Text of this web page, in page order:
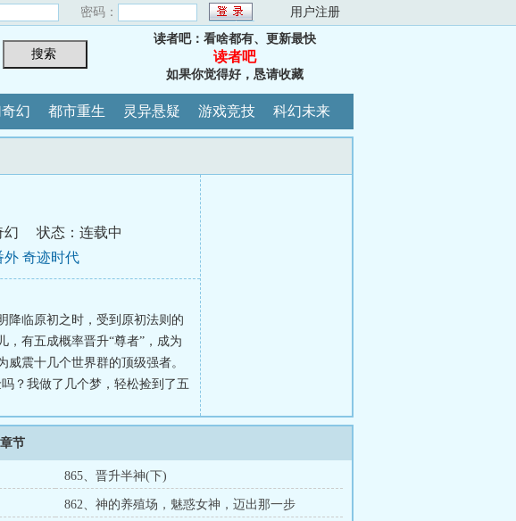
密码： 用户注册
读者吧：看啥都有、更新最快
读者吧
如果你觉得好，恳请收藏
幻 都市重生 灵异悬疑 游戏竞技 科幻未来
幻
状态：连载中
外 奇迹时代
降临原初之时，受到原初法则的
，有五成概率晋升“尊者”，成为
震十几个世界群的顶级强者。
？我做了几个梦，轻松捡到了五
节
865、晋升半神(下)
862、神的养殖场，魅惑女神，迈出那一步